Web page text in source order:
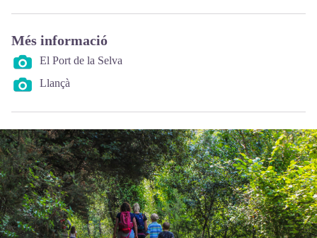
Més informació
El Port de la Selva
Llançà